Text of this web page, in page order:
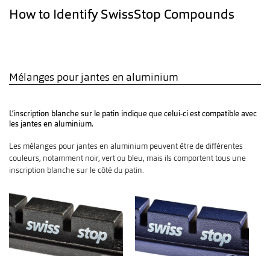
How to Identify SwissStop Compounds
Mélanges pour jantes en aluminium
L’inscription blanche sur le patin indique que celui-ci est compatible avec
les jantes en aluminium.
Les mélanges pour jantes en aluminium peuvent être de différentes
couleurs, notamment noir, vert ou bleu, mais ils comportent tous une
inscription blanche sur le côté du patin.